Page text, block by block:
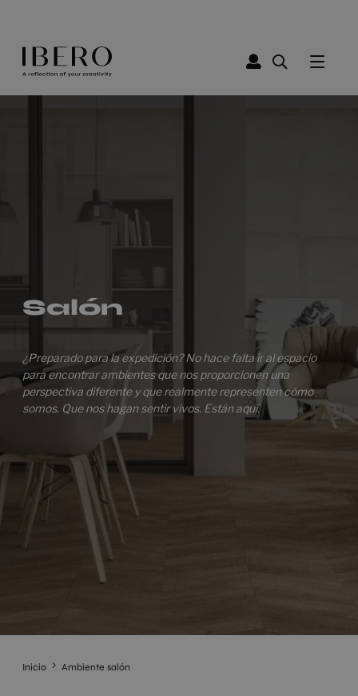
Salón
¿Preparado para la expedición? No hace falta ir al espacio
para encontrar ambientes que nos proporcionen una
perspectiva diferente y que realmente representen cómo
somos. Que nos hagan sentir vivos. Están aquí.
Inicio Ambiente salón